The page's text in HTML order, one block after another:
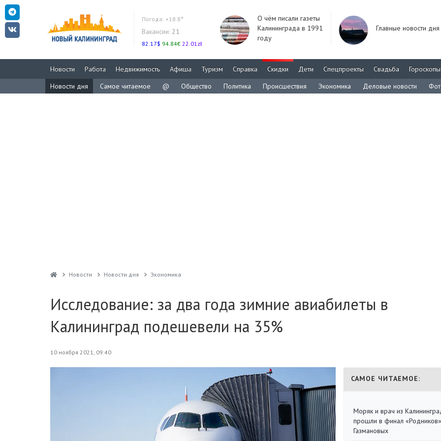
Погода: +18.8°
Вакансии: 21
82.17$ 94.84€ 22.01zł
О чём писали газеты
Калининграда в 1991
году
Главные новости дня
Новости Работа Недвижимость Афиша Туризм Справка Скидки Дети Спецпроекты Свадьба
Гороскопы
Новости дня
Самое читаемое @ Общество Политика Происшествия Экономика Деловые новости
Новости Новости дня Экономика
Исследование: за два года зимние авиабилеты в
Калининград подешевели на 35%
10 ноября 2021, 09:40
САМОЕ ЧИТАЕМОЕ:
Моряк и врач из
прошли в финал «Родников»
Газмановых